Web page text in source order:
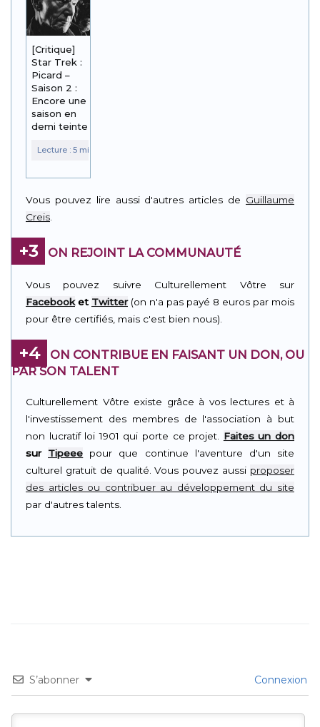
[Critique]
Star Trek :
Picard –
Saison 2 :
Encore une
saison en
demi teinte
Vous pouvez lire aussi d'autres articles de Guillaume
Creis
+3 ON REJOINT LA COMMUNAUTÉ
Vous pouvez suivre Culturellement Vôtre sur
Facebooket Twitter(on n'a pas payé 8 euros par mois
pour être certifiés, mais c'est bien nous).
+4
ON CONTRIBUE EN FAISANT UN DON, OU
PAR SON TALENT
Culturellement Vôtre existe grâce à vos lectures et à
l'investissement des membres de l'association à but
non lucratif loi 1901 qui porte ce projet. Faites un don
sur Tipeee pour que continue l'aventure d'un site
culturel gratuit de qualité. Vous pouvez aussi proposer
des articles ou contribuer au développement du site
par d'autres talents.
S’abonner Connexion